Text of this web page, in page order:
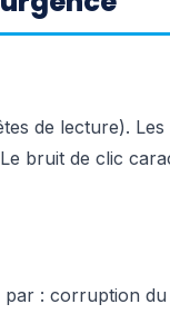
de lecture).
bruit de clic
par : corruption